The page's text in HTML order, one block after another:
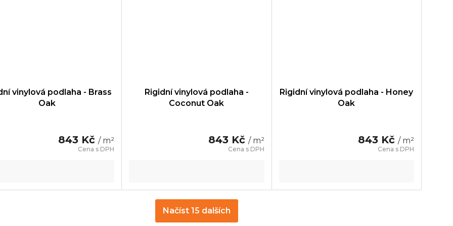
vinylová podlaha - Brass
Oak
843 Kč/ m²
Rigidní vinylová podlaha -
Coconut Oak
843 Kč / m²
Rigidní vinylová podlaha - Honey
Oak
843 Kč / m²
Načíst 15 dalších